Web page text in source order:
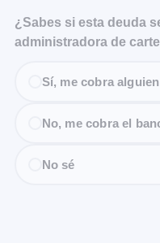
¿Sabes si esta deuda
administradora de
Sí, me cobra
No, me cobra el
No sé